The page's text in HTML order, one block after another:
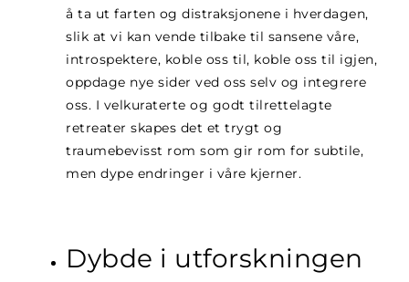
å ta ut farten og distraksjonene i hverdagen,
slik at vi kan vende tilbake til sansene våre,
introspektere, koble oss til, koble oss til igjen,
oppdage nye sider ved oss selv og integrere
oss. I velkuraterte og godt tilrettelagte
retreater skapes det et trygt og
traumebevisst rom som gir rom for subtile,
men dype endringer i våre kjerner.
Dybde i utforskningen